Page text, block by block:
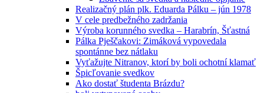
Realizačný plán plk. Eduarda Pálku – jún 1978
V cele predbežného zadržania
Výroba korunného svedka – Harabrín, Šťastná
Pálka Pješčakovi: Zimáková vypovedala
spontánne bez nátlaku
Vyťažujte Nitranov, ktorí by boli ochotní klamať
Špicľovanie svedkov
Ako dostať študenta Brázdu?